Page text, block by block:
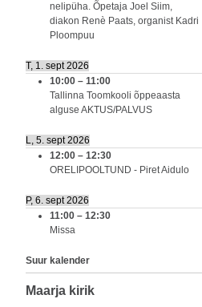
nelipüha. Õpetaja Joel Siim,
diakon Renè Paats, organist Kadri
Ploompuu
T, 1. sept 2026
10:00 – 11:00
Tallinna Toomkooli õppeaasta
alguse AKTUS/PALVUS
L, 5. sept 2026
12:00 – 12:30
ORELIPOOLTUND - Piret Aidulo
P, 6. sept 2026
11:00 – 12:30
Missa
Suur kalender
Maarja kirik